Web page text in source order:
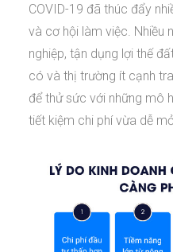
COVID-19 đã thúc đẩy
và cơ hội làm việc. Nhiều
nghiệp, tận dụng lợi thế
có và thị trường ít cạnh
để thử sức với những mô
tiết kiệm chi phí vừa dễ